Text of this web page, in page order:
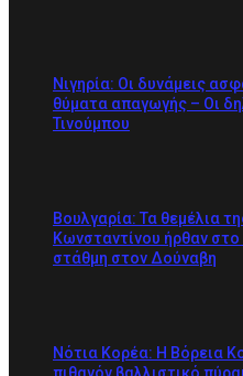
Νιγηρία: Οι δυνάμεις
θύματα απαγωγής – Οι
Τινούμπου
Βουλγαρία: Τα θεμέλια
Κωνσταντίνου ήρθαν
στάθμη στον Δούναβη
Νότια Κορέα: Η Βόρεια
πιθανόν βαλλιστικό